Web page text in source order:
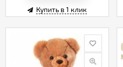
Купить в 1 клик